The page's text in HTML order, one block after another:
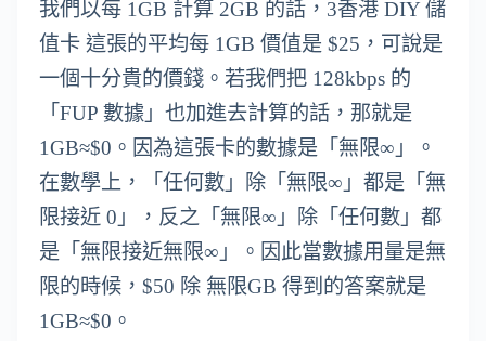
我們以每 1GB 計算 2GB 的話，3香港 DIY 儲
值卡 這張的平均每 1GB 價值是 $25，可說是
一個十分貴的價錢。若我們把 128kbps 的
「FUP 數據」也加進去計算的話，那就是
1GB≈$0。因為這張卡的數據是「無限∞」。
在數學上，「任何數」除「無限∞」都是「無
限接近 0」，反之「無限∞」除「任何數」都
是「無限接近無限∞」。因此當數據用量是無
限的時候，$50 除 無限GB 得到的答案就是
1GB≈$0。